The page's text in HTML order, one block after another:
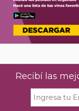
Recibí las